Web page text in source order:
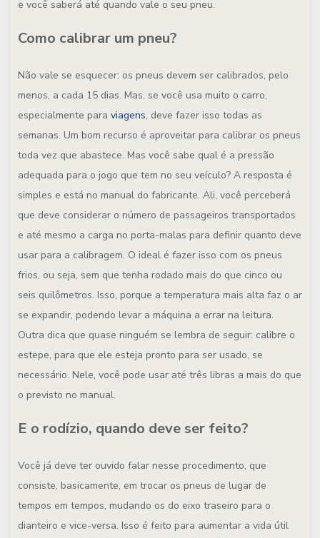
e você saberá até quando vale o seu pneu.
Como calibrar um pneu?
Não vale se esquecer: os pneus devem ser calibrados, pelo
menos, a cada 15 dias. Mas, se você usa muito o carro,
especialmente para viagens, deve fazer isso todas as
semanas. Um bom recurso é aproveitar para calibrar os pneus
toda vez que abastece. Mas você sabe qual é a pressão
adequada para o jogo que tem no seu veículo? A resposta é
simples e está no manual do fabricante. Ali, você perceberá
que deve considerar o número de passageiros transportados
e até mesmo a carga no porta-malas para definir quanto deve
usar para a calibragem. O ideal é fazer isso com os pneus
frios, ou seja, sem que tenha rodado mais do que cinco ou
seis quilômetros. Isso, porque a temperatura mais alta faz o ar
se expandir, podendo levar a máquina a errar na leitura.
Outra dica que quase ninguém se lembra de seguir: calibre o
estepe, para que ele esteja pronto para ser usado, se
necessário. Nele, você pode usar até três libras a mais do que
o previsto no manual.
E o rodízio, quando deve ser feito?
Você já deve ter ouvido falar nesse procedimento, que
consiste, basicamente, em trocar os pneus de lugar de
tempos em tempos, mudando os do eixo traseiro para o
dianteiro e vice-versa. Isso é feito para aumentar a vida útil